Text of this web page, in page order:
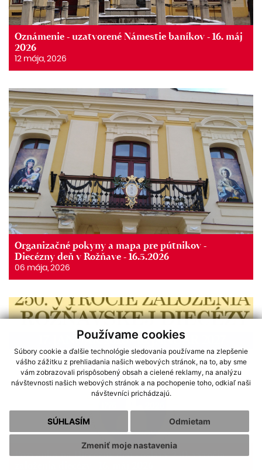
Používame cookies
Súbory cookie a ďalšie technológie sledovania používame na zlepšenie
vášho zážitku z prehliadania našich webových stránok, na to, aby sme
vám zobrazovali prispôsobený obsah a cielené reklamy, na analýzu
návštevnosti našich webových stránok a na pochopenie toho, odkiaľ naši
návštevníci prichádzajú.
SÚHLASÍM Odmietam
Zmeniť moje nastavenia
Oznámenie - uzatvorené Námestie baníkov - 16. máj
2026
12 mája, 2026
Organizačné pokyny a mapa pre pútnikov -
Diecézny deň v Rožňave - 16.5.2026
06 mája, 2026
Pozvánka na Diecézny deň - oslavy 250. výročia